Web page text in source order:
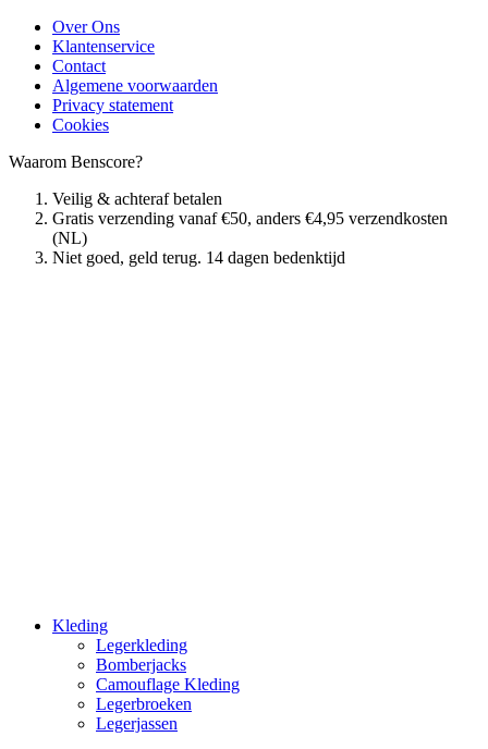
Over Ons
Klantenservice
Contact
Algemene voorwaarden
Privacy statement
Cookies
Waarom Benscore?
Veilig & achteraf betalen
Gratis verzending vanaf €50, anders €4,95 verzendkosten
(NL)
Niet goed, geld terug. 14 dagen bedenktijd
Kleding
Legerkleding
Bomberjacks
Camouflage Kleding
Legerbroeken
Legerjassen